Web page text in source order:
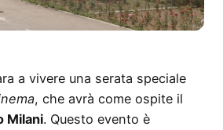
a vivere una serata speciale
, che avrà come ospite il
Milani. Questo evento è